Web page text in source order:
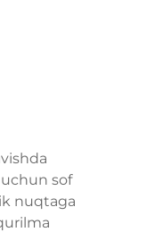
sof
nuqtaga